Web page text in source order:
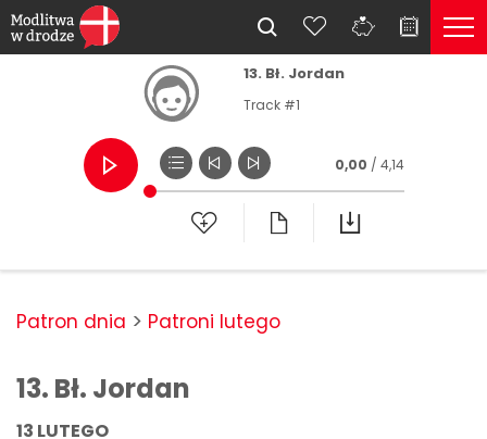
13. Bł. Jordan
Track #1
0,00 / 4,14
Patron dnia Patroni lutego
13. Bł. Jordan
13 LUTEGO